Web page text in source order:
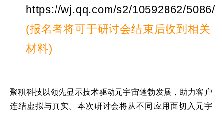
https://wj.qq.com/s2/10592862/5086/
(报名者将可于研讨会结束后收到相关
材料)
聚积科技以领先显示技术驱动元宇宙蓬勃发展，助力客户
连结虚拟与真实。本次研讨会将从不同应用面切入元宇